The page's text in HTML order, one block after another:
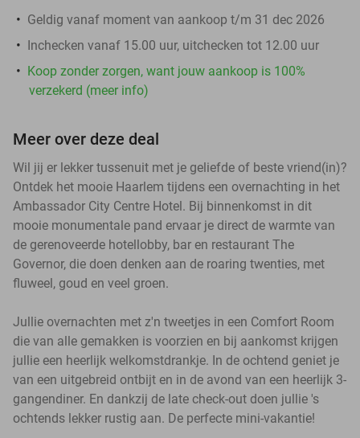
Geldig vanaf moment van aankoop t/m 31 dec 2026
Inchecken vanaf 15.00 uur, uitchecken tot 12.00 uur
Koop zonder zorgen, want jouw aankoop is 100%
verzekerd (meer info)
Meer over deze deal
Wil jij er lekker tussenuit met je geliefde of beste vriend(in)?
Ontdek het mooie Haarlem tijdens een overnachting in het
Ambassador City Centre Hotel. Bij binnenkomst in dit
mooie monumentale pand ervaar je direct de warmte van
de gerenoveerde hotellobby, bar en restaurant The
Governor, die doen denken aan de roaring twenties, met
fluweel, goud en veel groen.
Jullie overnachten met z'n tweetjes in een Comfort Room
die van alle gemakken is voorzien en bij aankomst krijgen
jullie een heerlijk welkomstdrankje. In de ochtend geniet je
van een uitgebreid ontbijt en in de avond van een heerlijk 3-
gangendiner. En dankzij de late check-out doen jullie 's
ochtends lekker rustig aan. De perfecte mini-vakantie!